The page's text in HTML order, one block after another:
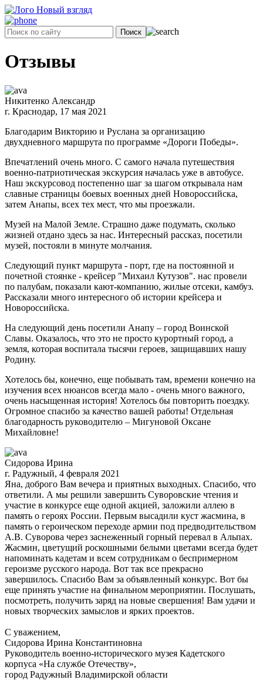
Отзывы
Никитенко Александр
г. Краснодар, 17 мая 2021
Благодарим Викторию и Руслана за организацию
двухдневного маршрута по программе «Дороги Победы».
Впечатлений очень много. С самого начала путешествия
военно-патриотическая экскурсия началась уже в автобусе.
Наш экскурсовод постепенно шаг за шагом открывала нам
славные страницы боевых военных дней Новороссийска,
затем Анапы, всех тех мест, что мы проезжали.
Музей на Малой Земле. Страшно даже подумать, сколько
жизней отдано здесь за нас. Интересный рассказ, посетили
музей, постояли в минуте молчания.
Следующий пункт маршрута - порт, где на постоянной и
почетной стоянке - крейсер "Михаил Кутузов". нас провели
по палубам, показали кают-компанию, жилые отсеки, камбуз.
Рассказали много интересного об истории крейсера и
Новороссийска.
На следующий день посетили Анапу – город Воинской
Славы. Оказалось, что это не просто курортный город, а
земля, которая воспитала тысячи героев, защищавших нашу
Родину.
Хотелось бы, конечно, еще побывать там, времени конечно на
изучения всех нюансов всегда мало - очень много важного,
очень насыщенная история! Хотелось бы повторить поездку.
Огромное спасибо за качество вашей работы! Отдельная
благодарность руководителю – Мигуновой Оксане
Михайловне!
Сидорова Ирина
г. Радужный, 4 февраля 2021
Яна, доброго Вам вечера и приятных выходных. Спасибо, что
ответили. А мы решили завершить Суворовские чтения и
участие в конкурсе еще одной акцией, заложили аллею в
память о героях России. Первым высадили куст жасмина, в
память о героическом переходе армии под предводительством
А.В. Суворова через заснеженный горный перевал в Альпах.
Жасмин, цветущий роскошными белыми цветами всегда будет
напоминать кадетам и всем сотрудникам о беспримерном
героизме русского народа. Вот так все прекрасно
завершилось. Спасибо Вам за объявленный конкурс. Вот бы
еще принять участие на финальном мероприятии. Послушать,
посмотреть, получить заряд на новые свершения! Вам удачи и
новых творческих замыслов и ярких проектов.
С уважением,
Сидорова Ирина Константиновна
Руководитель военно-исторического музея Кадетского
корпуса «На службе Отечеству»,
город Радужный Владимирской области